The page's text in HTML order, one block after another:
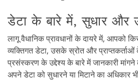
डेटा के बारे में, सुधार और
लागू वैधानिक प्रावधानों के दायरे में, आपको
व्यक्तिगत डेटा, उसके स्रोत और
प्रसंस्करण के उद्देश्य के बारे में जानकारी
अपने डेटा को सुधारने या मिटाने का अधिकार